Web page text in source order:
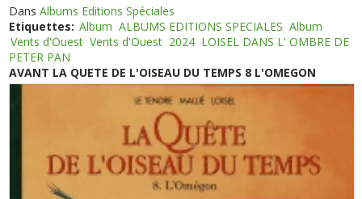
DansAlbums Editions Spéciales
Etiquettes: Album ALBUMS EDITIONS SPECIALES Album
Vents d'Ouest Vents d'Ouest 2024 LOISEL DANS L' OMBRE DE
PETER PAN
AVANT LA QUETE DE L'OISEAU DU TEMPS 8 L'OMEGON